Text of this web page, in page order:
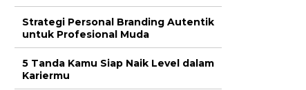
Strategi Personal Branding Autentik
untuk Profesional Muda
5 Tanda Kamu Siap Naik Level dalam
Kariermu